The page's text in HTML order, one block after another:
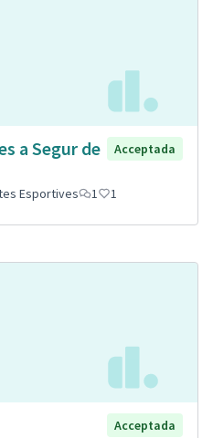
a Segur de
Acceptada
Esportives 1 1
Acceptada